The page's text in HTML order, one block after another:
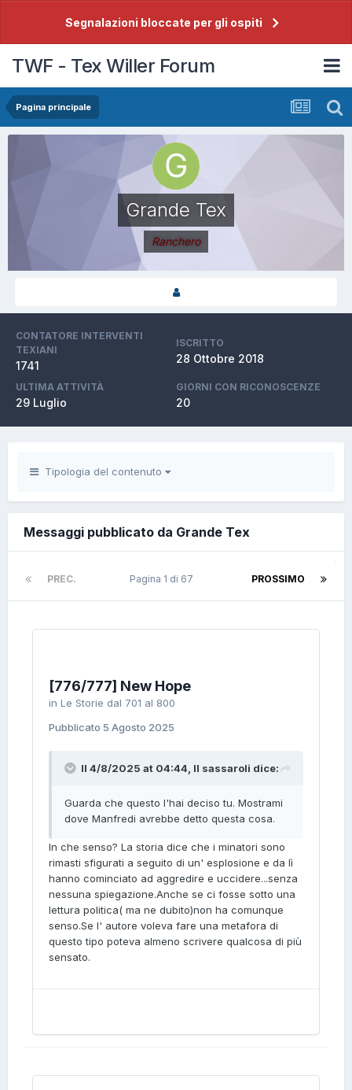
Segnalazioni bloccate per gli ospiti
TWF - Tex Willer Forum
Pagina principale
Grande Tex
Ranchero
CONTATORE INTERVENTI
TEXIANI
1741
ISCRITTO
28 Ottobre 2018
ULTIMA ATTIVITÀ
29 Luglio
GIORNI CON RICONOSCENZE
20
Tipologia del contenuto
Messaggi pubblicato da Grande Tex
PREC. PROSSIMO
Pagina 1 di 67
[776/777] New Hope
in Le Storie dal 701 al 800
Pubblicato 5 Agosto 2025
Il 4/8/2025 at 04:44, Il sassaroli dice:
Guarda che questo l'hai deciso tu. Mostrami
dove Manfredi avrebbe detto questa cosa.
In che senso? La storia dice che i minatori sono
rimasti sfigurati a seguito di un' esplosione e da lì
hanno cominciato ad aggredire e uccidere...senza
nessuna spiegazione.Anche se ci fosse sotto una
lettura politica( ma ne dubito)non ha comunque
senso.Se l' autore voleva fare una metafora di
questo tipo poteva almeno scrivere qualcosa di più
sensato.